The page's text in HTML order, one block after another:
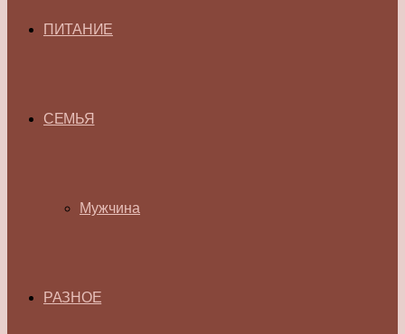
ПИТАНИЕ
СЕМЬЯ
Мужчина
РАЗНОЕ